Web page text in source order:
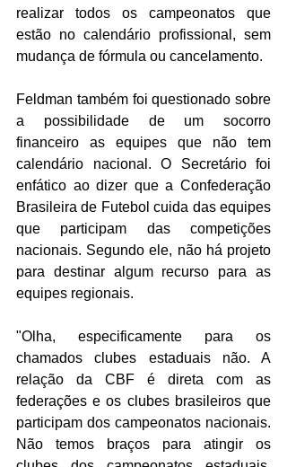
realizar todos os campeonatos que
estão no calendário profissional, sem
mudança de fórmula ou cancelamento.
Feldman também foi questionado sobre
a possibilidade de um socorro
financeiro as equipes que não tem
calendário nacional. O Secretário foi
enfático ao dizer que a Confederação
Brasileira de Futebol cuida das equipes
que participam das competições
nacionais. Segundo ele, não há projeto
para destinar algum recurso para as
equipes regionais.
"Olha, especificamente para os
chamados clubes estaduais não. A
relação da CBF é direta com as
federações e os clubes brasileiros que
participam dos campeonatos nacionais.
Não temos braços para atingir os